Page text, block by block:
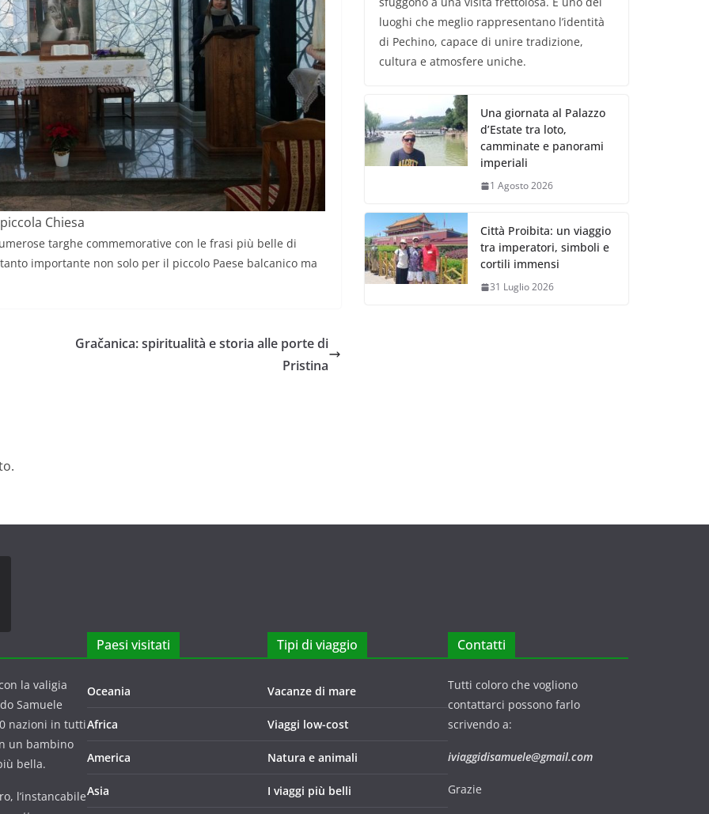
Chiesa
targhe commemorative con le frasi più belle di
importante non solo per il piccolo Paese balcanico ma
Gračanica: spiritualità e storia alle porte di
Pristina
luoghi che meglio rappresentano l’identità
di Pechino, capace di unire tradizione,
cultura e atmosfere uniche.
Una giornata al Palazzo
d’Estate tra loto,
camminate e panorami
imperiali
1 Agosto 2026
Città Proibita: un viaggio
tra imperatori, simboli e
cortili immensi
31 Luglio 2026
la valigia
Samuele
nazioni in tutti
un bambino
bella.
l’instancabile
Paesi visitati
Oceania
Africa
America
Asia
Tipi di viaggio
Vacanze di mare
Viaggi low-cost
Natura e animali
I viaggi più belli
Contatti
Tutti coloro che vogliono
contattarci possono farlo
scrivendo a:
iviaggidisamuele@gmail.com
Grazie